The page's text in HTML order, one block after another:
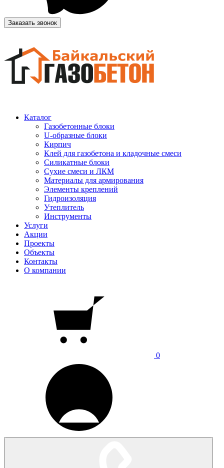
Заказать звонок
Каталог
Газобетонные блоки
U-образные блоки
Кирпич
Клей для газобетона и кладочные смеси
Силикатные блоки
Сухие смеси и ЛКМ
Материалы для армирования
Элементы креплений
Гидроизоляция
Утеплитель
Инструменты
Услуги
Акции
Проекты
Объекты
Контакты
О компании
0